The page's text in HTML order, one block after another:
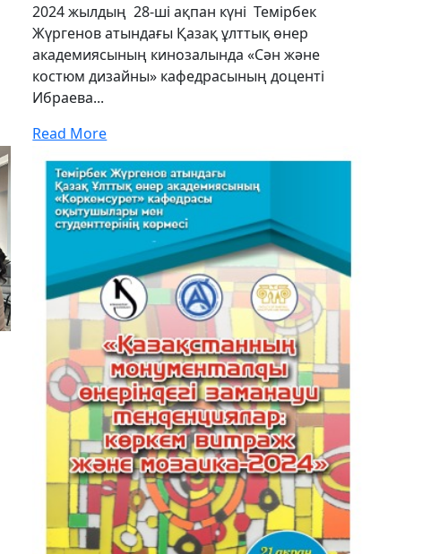
2024 жылдың 28-ші ақпан күні Темірбек
Жүргенов атындағы Қазақ ұлттық өнер
академиясының кинозалында «Сән және
костюм дизайны» кафедрасының доценті
Ибраева...
Read More